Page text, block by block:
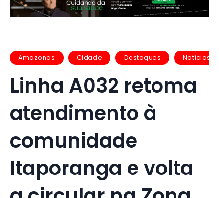
Amazonas Cidade Destaques Notícias
Linha A032 retoma
atendimento à
comunidade
Itaporanga e volta